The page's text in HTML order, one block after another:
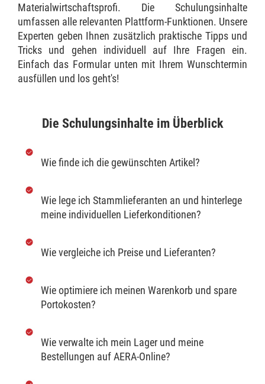
Materialwirtschaftsprofi. Die Schulungsinhalte
umfassen alle relevanten Plattform-Funktionen. Unsere
Experten geben Ihnen zusätzlich praktische Tipps und
Tricks und gehen individuell auf Ihre Fragen ein.
Einfach das Formular unten mit Ihrem Wunschtermin
ausfüllen und los geht's!
Die Schulungsinhalte im Überblick
Wie finde ich die gewünschten Artikel?
Wie lege ich Stammlieferanten an und hinterlege
meine individuellen Lieferkonditionen?
Wie vergleiche ich Preise und Lieferanten?
Wie optimiere ich meinen Warenkorb und spare
Portokosten?
Wie verwalte ich mein Lager und meine
Bestellungen auf AERA-Online?